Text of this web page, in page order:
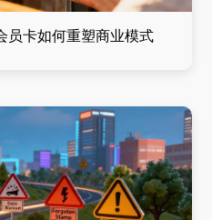
员卡如何重塑商业模式